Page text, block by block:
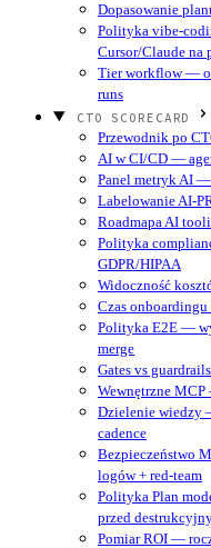
Dopasowanie
Polityka vibe-
Cursor/Claude na
Tier workflow —
runs
CTO SCORECARD
Przewodnik po
AI w CI/CD —
Panel metryk AI
Labelowanie AI-
Roadmapa AI
Polityka
GDPR/HIPAA
Widoczność
Czas
Polityka E2E —
merge
Gates vs
Wewnętrzne
Dzielenie wiedzy
cadence
Bezpieczeństwo
logów + red-team
Polityka Plan
przed
Pomiar ROI —